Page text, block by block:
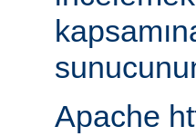
Apache